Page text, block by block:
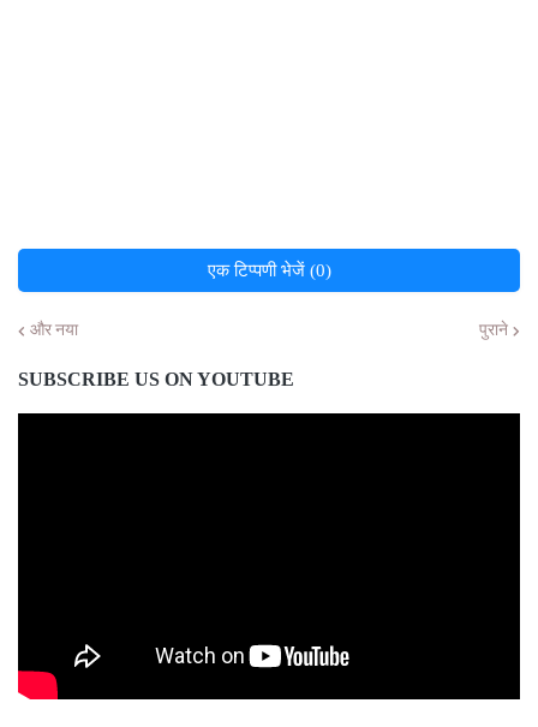
एक टिप्पणी भेजें (0)
और नया पुराने
SUBSCRIBE US ON YOUTUBE